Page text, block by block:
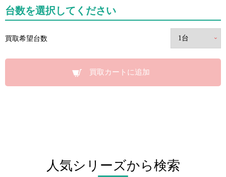
台数を選択してください
買取希望台数
買取カートに追加
人気シリーズから検索